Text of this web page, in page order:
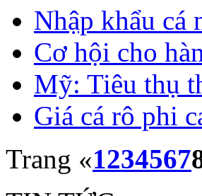
Nhập khẩu cá
Cơ hội cho
Mỹ: Tiêu thụ
Giá cá rô phi
Trang «1234567